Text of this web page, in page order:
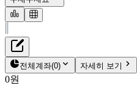
비비안
재무정보
펀더멘탈
밸류에이션
전체계좌(0) 자세히 보기
0원